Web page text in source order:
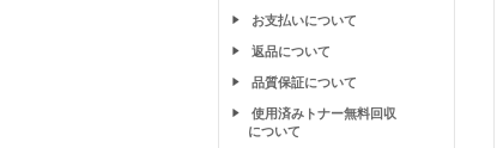
お支払いについて
返品について
品質保証について
使用済みトナー無料回収
について